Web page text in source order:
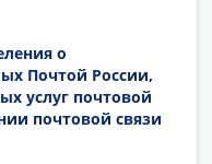
о
Почтой России,
услуг почтовой
почтовой связи